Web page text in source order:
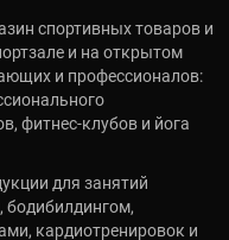
спортивных товаров и
и на открытом
и профессионалов:
фитнес-клубов и йога
для занятий
бодибилдингом,
кардиотренировок и